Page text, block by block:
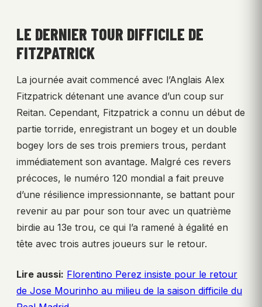
LE DERNIER TOUR DIFFICILE DE
FITZPATRICK
La journée avait commencé avec l’Anglais Alex
Fitzpatrick détenant une avance d’un coup sur
Reitan. Cependant, Fitzpatrick a connu un début de
partie torride, enregistrant un bogey et un double
bogey lors de ses trois premiers trous, perdant
immédiatement son avantage. Malgré ces revers
précoces, le numéro 120 mondial a fait preuve
d’une résilience impressionnante, se battant pour
revenir au par pour son tour avec un quatrième
birdie au 13e trou, ce qui l’a ramené à égalité en
tête avec trois autres joueurs sur le retour.
Lire aussi: Florentino Perez insiste pour le retour
de Jose Mourinho au milieu de la saison difficile du